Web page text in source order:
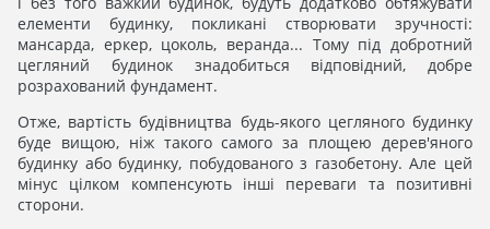
елементи будинку, покликані створювати зручності:
мансарда, еркер, цоколь, веранда... Тому під добротний
цегляний будинок знадобиться відповідний, добре
розрахований фундамент.
Отже, вартість будівництва будь-якого цегляного будинку
буде вищою, ніж такого самого за площею дерев'яного
будинку або будинку, побудованого з газобетону. Але цей
мінус цілком компенсують інші переваги та позитивні
сторони.